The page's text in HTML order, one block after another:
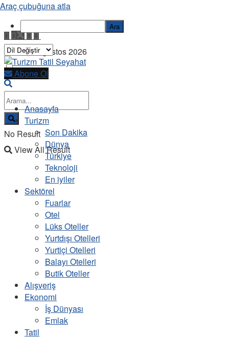
Cuma, 7 Ağustos 2026
No Result
View All Result
Abone Ol
Anasayfa
Turizm
Son Dakika
Dünya
Türkiye
Teknoloji
En iyiler
Sektörel
Fuarlar
Otel
Lüks Oteller
Yurtdışı Otelleri
Yurtiçi Otelleri
Balayı Otelleri
Butik Oteller
Alışveriş
Ekonomi
İş Dünyası
Emlak
Tatil
Araç çubuğuna atla
Ara